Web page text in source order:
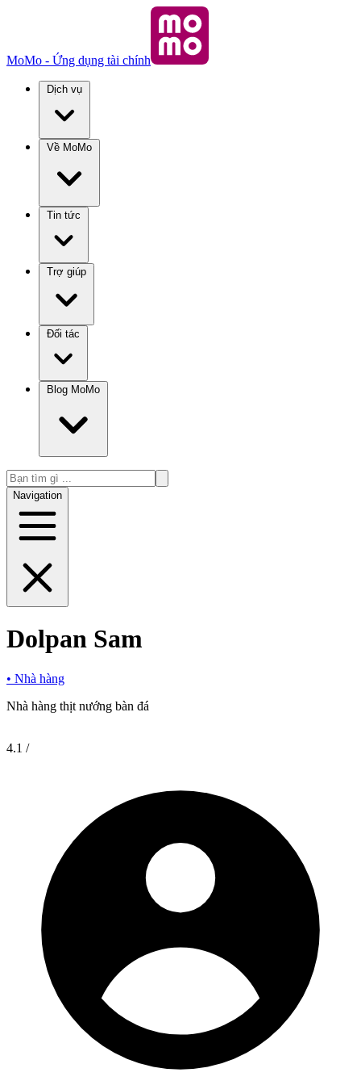
MoMo - Ứng dụng tài chính
Dịch vụ
Về MoMo
Tin tức
Trợ giúp
Đối tác
Blog MoMo
Navigation
Dolpan Sam
• Nhà hàng
Nhà hàng thịt nướng bàn đá
4.1 /